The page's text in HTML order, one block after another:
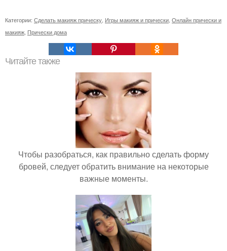
Категории: Сделать макияж прическу Игры макияж и прически Онлайн прически и
макияж Прически дома
Читайте также
Чтобы разобраться, как правильно сделать форму
бровей, следует обратить внимание на некоторые
важные моменты.